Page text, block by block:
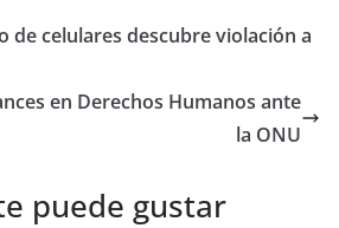
de celulares descubre violación a
en Derechos Humanos ante
la ONU
puede gustar